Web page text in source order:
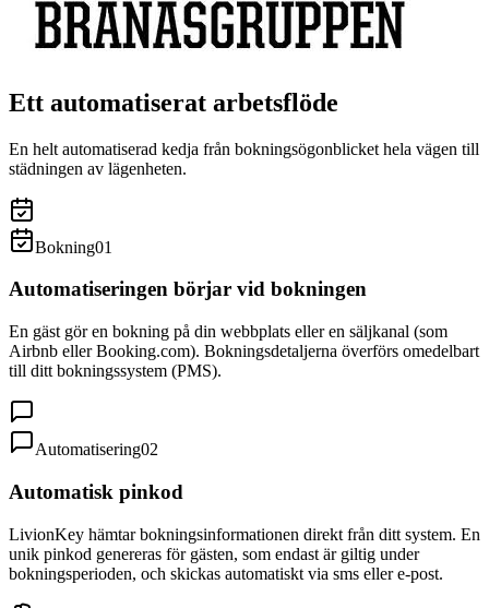
Ett automatiserat arbetsflöde
En helt automatiserad kedja från bokningsögonblicket hela vägen till
städningen av lägenheten.
Bokning01
Automatiseringen börjar vid bokningen
En gäst gör en bokning på din webbplats eller en säljkanal (som
Airbnb eller Booking.com). Bokningsdetaljerna överförs omedelbart
till ditt bokningssystem (PMS).
Automatisering02
Automatisk pinkod
LivionKey hämtar bokningsinformationen direkt från ditt system. En
unik pinkod genereras för gästen, som endast är giltig under
bokningsperioden, och skickas automatiskt via sms eller e-post.